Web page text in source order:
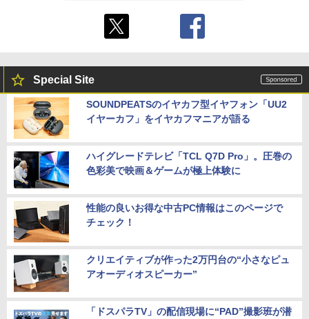
Special Site
SOUNDPEATSのイヤカフ型イヤフォン「UU2
イヤーカフ」をイヤカフマニアが語る
ハイグレードテレビ「TCL Q7D Pro」。圧巻の
色彩美で映画＆ゲームが極上体験に
性能の良いお得な中古PC情報はこのページで
チェック！
クリエイティブが作った2万円台の“小さなピュ
アオーディオスピーカー”
「ドスパラTV」の配信現場に“PAD”撮影班が潜